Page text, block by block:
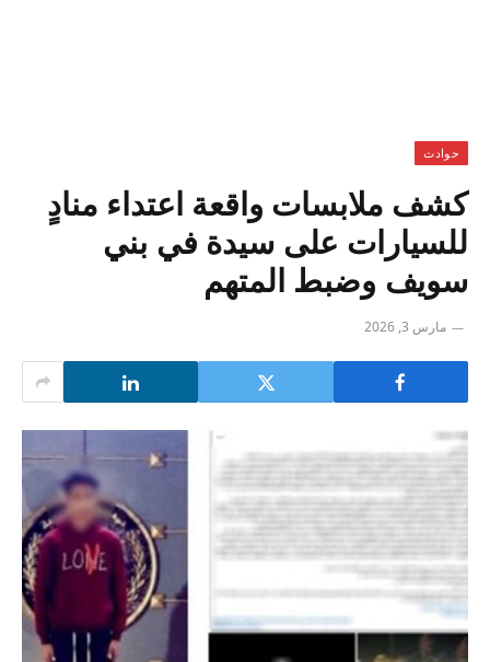
حوادث
كشف ملابسات واقعة اعتداء منادٍ
للسيارات على سيدة في بني
سويف وضبط المتهم
مارس 3, 2026